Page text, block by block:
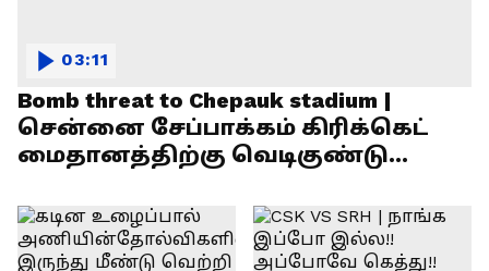
Bomb threat to Chepauk stadium |
சென்னை சேப்பாக்கம் கிரிக்கெட்
மைதானத்திற்கு வெடிகுண்டு
03:11